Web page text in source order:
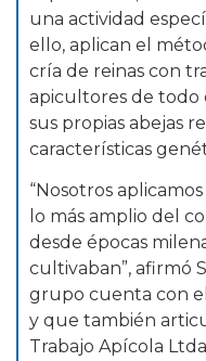
una actividad
ello, aplican el
cría de reinas con
apicultores de todo
sus propias abejas
características
“Nosotros
lo más amplio del
desde épocas
cultivaban”, afirmó
grupo cuenta con
y que también
Trabajo Apícola